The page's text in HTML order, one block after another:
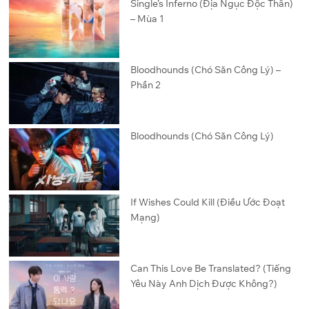
Single’s Inferno (Địa Ngục Độc Thân)
– Mùa 1
Bloodhounds (Chó Săn Công Lý) –
Phần 2
Bloodhounds (Chó Săn Công Lý)
If Wishes Could Kill (Điều Ước Đoạt
Mạng)
Can This Love Be Translated? (Tiếng
Yêu Này Anh Dịch Được Không?)